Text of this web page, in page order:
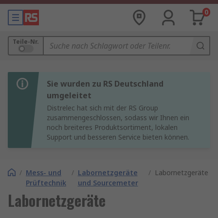
0
Teile-Nr.
Sie wurden zu RS Deutschland
umgeleitet
Distrelec hat sich mit der RS Group
zusammengeschlossen, sodass wir Ihnen ein
noch breiteres Produktsortiment, lokalen
Support und besseren Service bieten können.
/ Mess- und
Prüftechnik
/ Labornetzgeräte
und Sourcemeter
/ Labornetzgeräte
Labornetzgeräte